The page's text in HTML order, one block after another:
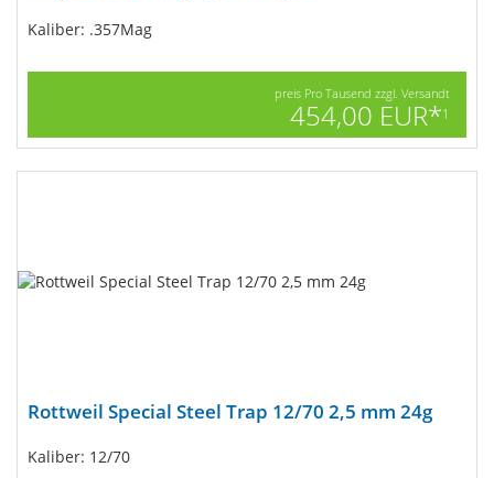
Kaliber: .357Mag
preis Pro Tausend zzgl. Versandt
454,00 EUR*1
Rottweil Special Steel Trap 12/70 2,5 mm 24g
Kaliber: 12/70